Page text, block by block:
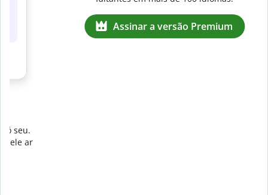
Verifique se seu texto é 100% seu com o Detector de plágio.
Analise seu artigo em segundos e identifique citações